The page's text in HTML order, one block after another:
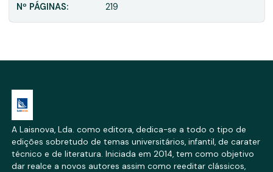
Nº PÁGINAS: 219
A Laisnova, Lda. como editora, dedica-se a todo o tipo de
edições sobretudo de temas universitários, infantil, de carater
técnico e de literatura. Iniciada em 2014, tem como objetivo
dar realce a novos autores assim como reeditar clássicos,